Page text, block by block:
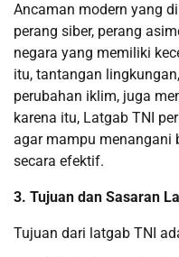
Ancaman modern yang
perang siber, perang
negara yang memiliki
itu, tantangan
perubahan iklim, juga
karena itu, Latgab TNI
agar mampu menangani
secara efektif.
3. Tujuan dan Sasaran
Tujuan dari latgab TNI